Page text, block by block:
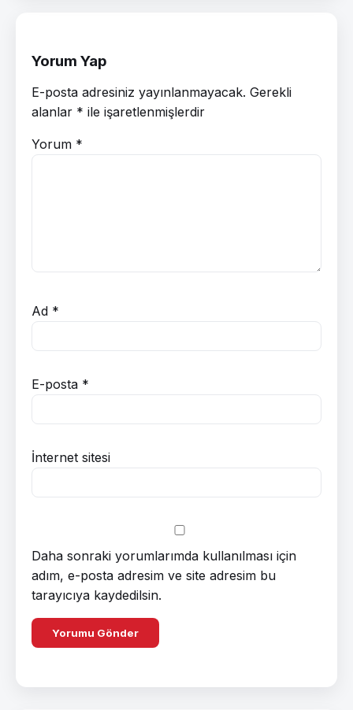
Yorum Yap
E-posta adresiniz yayınlanmayacak. Gerekli
alanlar * ile işaretlenmişlerdir
Yorum *
Ad *
E-posta *
İnternet sitesi
Daha sonraki yorumlarımda kullanılması için
adım, e-posta adresim ve site adresim bu
tarayıcıya kaydedilsin.